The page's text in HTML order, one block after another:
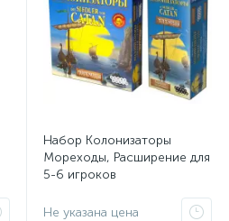
Набор Колонизаторы
Мореходы, Расширение для
5-6 игроков
Не указана цена